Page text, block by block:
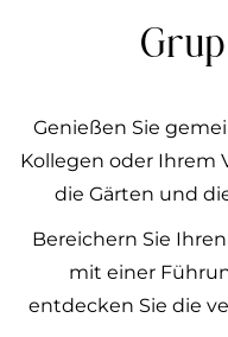
Genießen Sie
Kollegen oder Ihrem
die Gärten und
Bereichern Sie
mit einer
entdecken Sie die